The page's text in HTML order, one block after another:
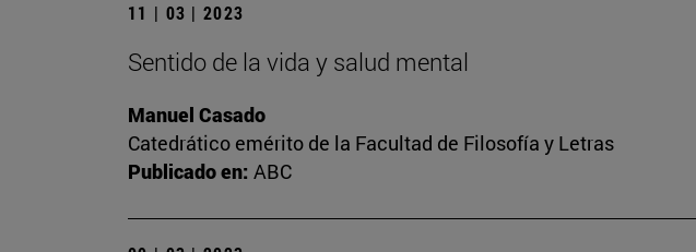
11 | 03 | 2023
Sentido de la vida y salud mental
Manuel Casado
Catedrático emérito de la Facultad de Filosofía y Letras
Publicado en: ABC